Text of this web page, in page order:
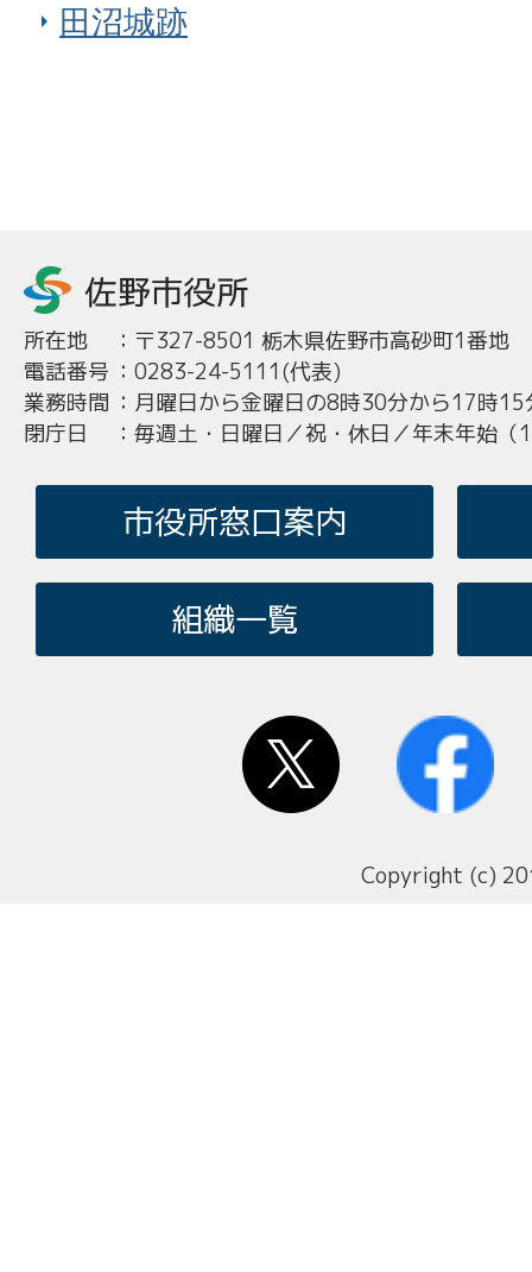
田沼城跡
所在地 ： 〒327-8501 栃木県佐野市高砂町1番地
電話番号 ： 0283-24-5111(代表)
業務時間 ： 月曜日から金曜日の8時30分から17時15
閉庁日
： 毎週土・日曜日／祝・休日／年末年始
市役所窓口案内
組織一覧
Copyright (c)